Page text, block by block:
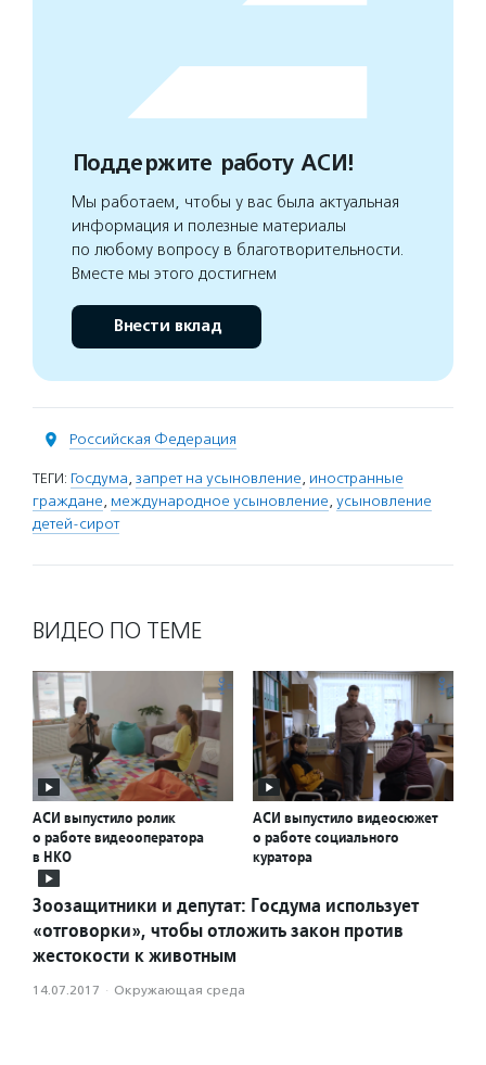
Поддержите работу АСИ!
Мы работаем, чтобы у вас была актуальная
информация и полезные материалы
по любому вопросу в благотворительности.
Вместе мы этого достигнем
Внести вклад
Российская Федерация
ТЕГИ: Госдума, запрет на усыновление, иностранные
граждане, международное усыновление, усыновление
детей-сирот
ВИДЕО ПО ТЕМЕ
АСИ выпустило ролик
о работе видеооператора
в НКО
АСИ выпустило видеосюжет
о работе социального
куратора
Зоозащитники и депутат: Госдума использует
«отговорки», чтобы отложить закон против
жестокости к животным
14.07.2017 · Окружающая среда